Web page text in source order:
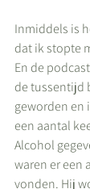
Inmiddels is
dat ik stopte
En de
de tussentijd
geworden en
een aantal
Alcohol
waren er een
vonden. Hij